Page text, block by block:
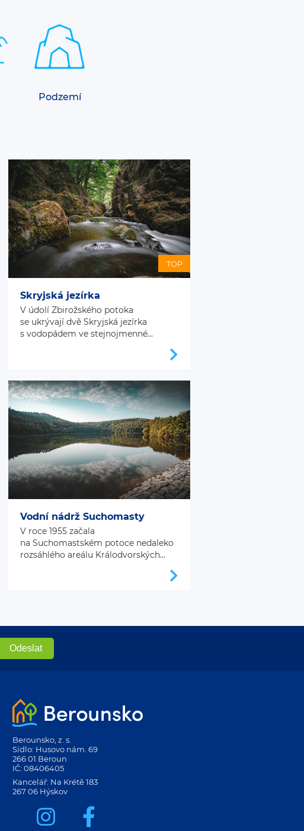
Podzemí
TOP
Skryjská jezírka
V údolí Zbirožského potoka
se ukrývají dvě Skryjská jezírka
s vodopádem ve stejnojmenné...
Vodní nádrž Suchomasty
V roce 1955 začala
na Suchomastském potoce nedaleko
rozsáhlého areálu Králodvorských...
Berounsko, z. s.
Sídlo: Husovo nám. 69
266 01 Beroun
IČ: 08406405
Kancelář: Na Krétě 183
267 06 Hýskov